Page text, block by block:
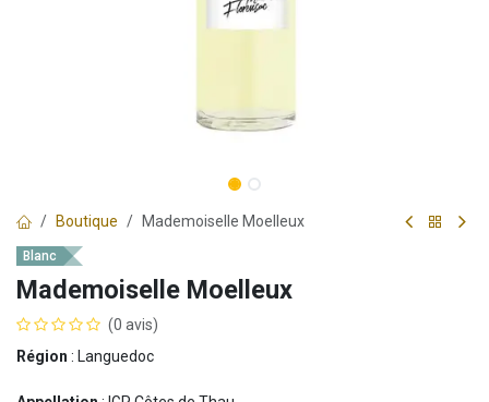
Boutique Mademoiselle Moelleux
Blanc
Mademoiselle Moelleux
(0 avis)
Région : Languedoc